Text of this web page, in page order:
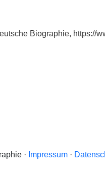
Biographie,
· Impressum ·